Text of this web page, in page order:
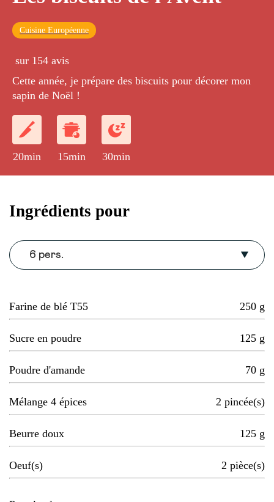
Cuisine Européenne
sur 154 avis
Cette année, je prépare des biscuits pour décorer mon
sapin de Noël !
20min 15min 30min
Ingrédients pour
6 pers.
Farine de blé T55 250 g
Sucre en poudre 125 g
Poudre d'amande 70 g
Mélange 4 épices 2 pincée(s)
Beurre doux 125 g
Oeuf(s) 2 pièce(s)